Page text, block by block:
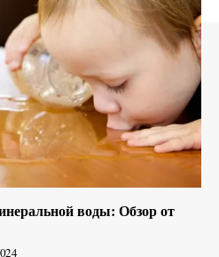
воды: Обзор от